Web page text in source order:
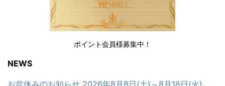
ポイント会員様募集中！
NEWS
お盆休みのお知らせ 2026年8月8日(土)～8月18日(火)